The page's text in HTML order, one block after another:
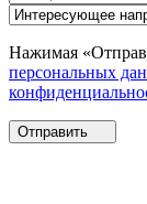
Нажимая
персональных
Отправить